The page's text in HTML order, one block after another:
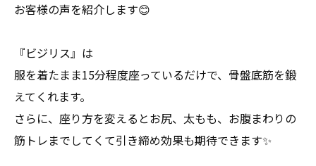
お客様の声を紹介します😊
『ビジリス』は
服を着たまま15分程度座っているだけで、骨盤底筋を鍛
えてくれます。
さらに、座り方を変えるとお尻、太もも、お腹まわりの
筋トレまでしてくて引き締め効果も期待できます✨